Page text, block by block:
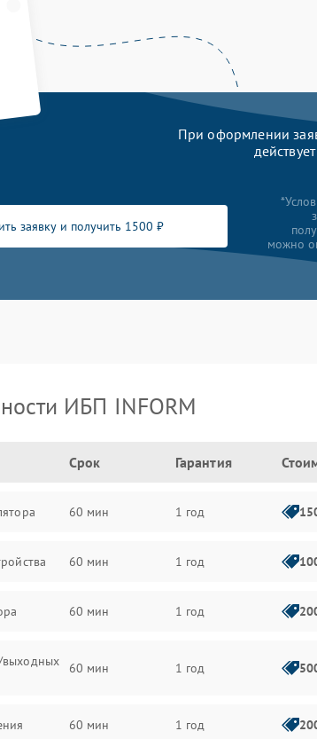
При оформлении
заявку и получить 1500 ₽
можно
ИБП INFORM
Срок Гарантия
60 мин 1 год
60 мин 1 год
60 мин 1 год
60 мин 1 год
60 мин 1 год